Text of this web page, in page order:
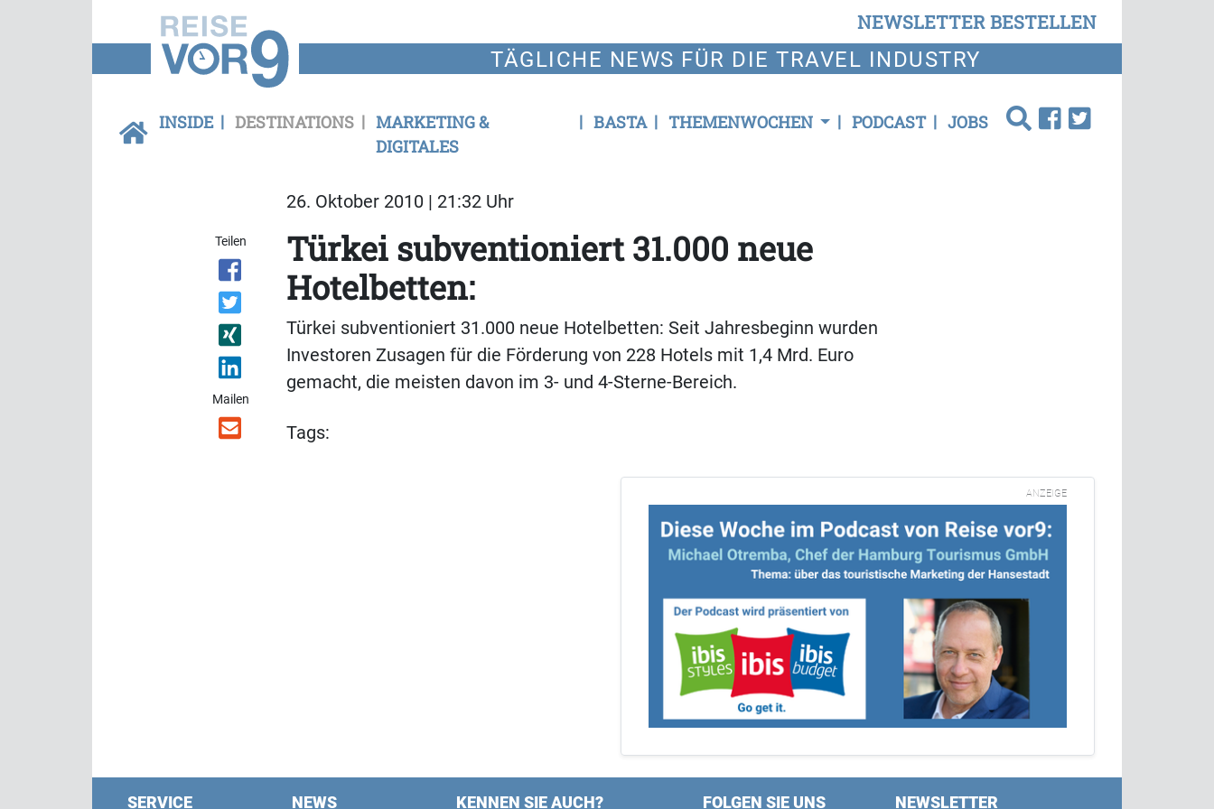
NEWSLETTER BESTELLEN
TÄGLICHE NEWS FÜR DIE TRAVEL INDUSTRY
INSIDE DESTINATIONS
MARKETING &
DIGITALES
BASTA THEMENWOCHEN PODCAST JOBS
26. Oktober 2010 | 21:32 Uhr
Teilen
Mailen
Türkei subventioniert 31.000 neue
Hotelbetten:
Türkei subventioniert 31.000 neue Hotelbetten: Seit Jahresbeginn wurden
Investoren Zusagen für die Förderung von 228 Hotels mit 1,4 Mrd. Euro
gemacht, die meisten davon im 3- und 4-Sterne-Bereich.
Tags:
ANZEIGE
SERVICE NEWS KENNEN SIE AUCH? FOLGEN SIE UNS NEWSLETTER